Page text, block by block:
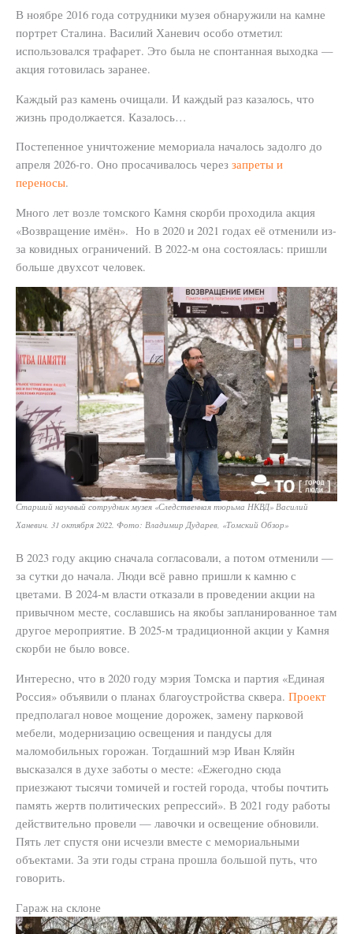
В ноябре 2016 года сотрудники музея обнаружили на камне
портрет Сталина. Василий Ханевич особо отметил:
использовался трафарет. Это была не спонтанная выходка —
акция готовилась заранее.
Каждый раз камень очищали. И каждый раз казалось, что
жизнь продолжается. Казалось…
Постепенное уничтожение мемориала началось задолго до
апреля 2026-го. Оно просачивалось через запреты и
переносы.
Много лет возле томского Камня скорби проходила акция
«Возвращение имён». Но в 2020 и 2021 годах её отменили из-
за ковидных ограничений. В 2022-м она состоялась: пришли
больше двухсот человек.
Старший научный сотрудник музея «Следственная тюрьма НКВД» Василий
Ханевич. 31 октября 2022. Фото: Владимир Дударев, «Томский Обзор»
В 2023 году акцию сначала согласовали, а потом отменили —
за сутки до начала. Люди всё равно пришли к камню с
цветами. В 2024-м власти отказали в проведении акции на
привычном месте, сославшись на якобы запланированное там
другое мероприятие. В 2025-м традиционной акции у Камня
скорби не было вовсе.
Интересно, что в 2020 году мэрия Томска и партия «Единая
Россия» объявили о планах благоустройства сквера. Проект
предполагал новое мощение дорожек, замену парковой
мебели, модернизацию освещения и пандусы для
маломобильных горожан. Тогдашний мэр Иван Кляйн
высказался в духе заботы о месте: «Ежегодно сюда
приезжают тысячи томичей и гостей города, чтобы почтить
память жертв политических репрессий». В 2021 году работы
действительно провели — лавочки и освещение обновили.
Пять лет спустя они исчезли вместе с мемориальными
объектами. За эти годы страна прошла большой путь, что
говорить.
Гараж на склоне